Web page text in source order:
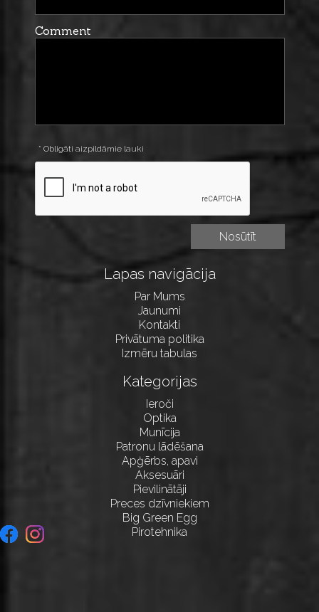
Comment
* Obligāti aizpildāmie lauki
Lapas navigācija
Par Mums
Jaunumi
Kontakti
Privātuma politika
Izmēru tabulas
Kategorijas
Ieroči
Optika
Munīcija
Patronu lādēšana
Apģērbs, apavi
Aksesuāri
Pievilinātāji
Preces dzīvniekiem
Big Green Egg
Pirotehnika